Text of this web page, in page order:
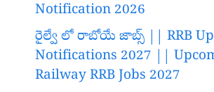
Notification 2026
రైల్వే లో రాబోయే జాబ్స్ || RRB
Notifications 2027 ||
Railway RRB Jobs 2027